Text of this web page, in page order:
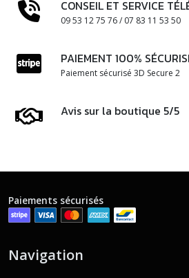
CONSEIL ET SERVICE
09 53 12 75 76 / 07 83 11 53 50
PAIEMENT 100%
Paiement sécurisé 3D Secure 2
Avis sur la boutique 5/5
Paiements sécurisés
Navigation